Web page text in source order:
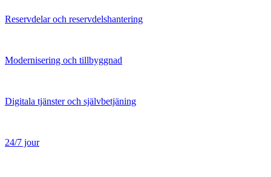
Reservdelar och reservdelshantering
Modernisering och tillbyggnad
Digitala tjänster och självbetjäning
24/7 jour